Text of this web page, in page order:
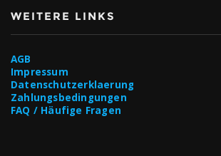
WEITERE LINKS
AGB
Impressum
Datenschutzerklaerung
Zahlungsbedingungen
FAQ / Häufige Fragen